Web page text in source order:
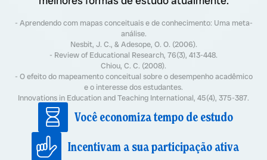
- Aprendendo com mapas conceituais e de conhecimento: Uma meta-
análise.
Nesbit, J. C., & Adesope, O. O. (2006).
- Review of Educational Research, 76(3), 413-448.
Chiou, C. C. (2008).
- O efeito do mapeamento conceitual sobre o desempenho acadêmico
e o interesse dos estudantes.
Innovations in Education and Teaching International, 45(4), 375-387.
Você economiza tempo de estudo
Incentivam a sua participação ativa